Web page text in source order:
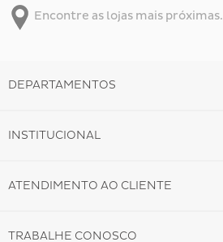
Encontre as lojas mais próximas.
DEPARTAMENTOS
INSTITUCIONAL
ATENDIMENTO AO CLIENTE
TRABALHE CONOSCO